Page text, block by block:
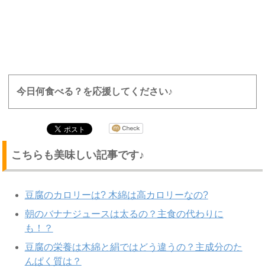
今日何食べる？を応援してください♪
こちらも美味しい記事です♪
豆腐のカロリーは? 木綿は高カロリーなの?
朝のバナナジュースは太るの？主食の代わりに
も！？
豆腐の栄養は木綿と絹ではどう違うの？主成分のた
んぱく質は？